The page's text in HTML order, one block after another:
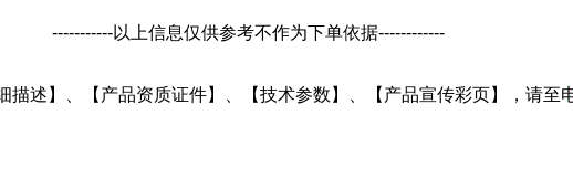
-----------以上信息仅供参考不作为下单依据------------
述】、【产品资质证件】、【技术参数】、【产品宣传彩页】，请至